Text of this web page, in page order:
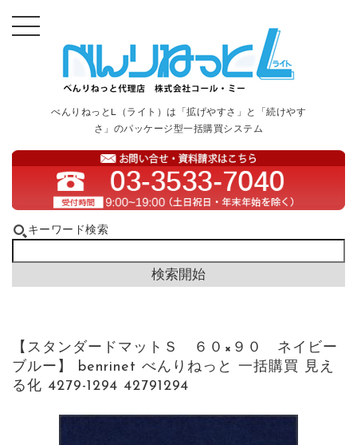
べんりねっとL（ライト）は「拡げやすさ」と「続けやす
さ」のパッケージ型一括購買システム
キーワード検索
【スタンダードマットＳ ６０×９０ ネイビー
ブルー】 benrinet べんりねっと 一括購買 見え
る化 4279-1294 42791294